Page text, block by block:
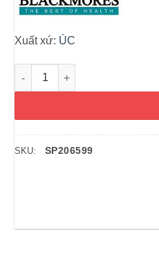
Xuất xứ: ÚC
Siro cảm cúm và hỗ trợ hệ
SKU: SP206599